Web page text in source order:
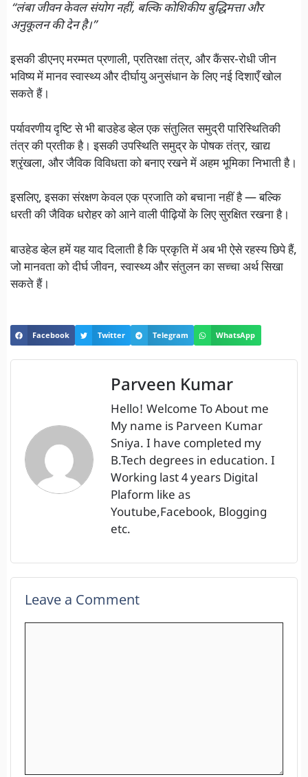
“लंबा जीवन केवल संयोग नहीं, बल्कि कोशिकीय बुद्धिमत्ता और
अनुकूलन की देन है।”
इसकी डीएनए मरम्मत प्रणाली, प्रतिरक्षा तंत्र, और कैंसर-रोधी जीन
भविष्य में मानव स्वास्थ्य और दीर्घायु अनुसंधान के लिए नई दिशाएँ खोल
सकते हैं।
पर्यावरणीय दृष्टि से भी बाउहेड व्हेल एक संतुलित समुद्री पारिस्थितिकी
तंत्र की प्रतीक है। इसकी उपस्थिति समुद्र के पोषक तंत्र, खाद्य
श्रृंखला, और जैविक विविधता को बनाए रखने में अहम भूमिका निभाती है।
इसलिए, इसका संरक्षण केवल एक प्रजाति को बचाना नहीं है — बल्कि
धरती की जैविक धरोहर को आने वाली पीढ़ियों के लिए सुरक्षित रखना है।
बाउहेड व्हेल हमें यह याद दिलाती है कि प्रकृति में अब भी ऐसे रहस्य छिपे हैं,
जो मानवता को दीर्घ जीवन, स्वास्थ्य और संतुलन का सच्चा अर्थ सिखा
सकते हैं।
Facebook Twitter Telegram WhatsApp
Parveen Kumar
Hello! Welcome To About me
My name is Parveen Kumar
Sniya. I have completed my
B.Tech degrees in education. I
Working last 4 years Digital
Plaform like as
Youtube,Facebook, Blogging
etc.
Leave a Comment